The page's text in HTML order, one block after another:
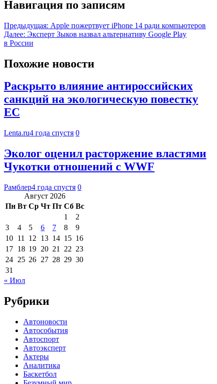
Навигация по записям
Предыдущая: Apple пожертвует iPhone 14 ради компьютеров
Далее: Эксперт Зыков назвал альтернативу Google Play
в России
Похожие новости
Раскрыто влияние антироссийских
санкций на экологическую повестку
ЕС
Lenta.ru4 года спустя 0
Эколог оценил расторжение властями
Чукотки отношений с WWF
Рамблер4 года спустя 0
Август 2026
Пн Вт Ср Чт Пт Сб Вс
1
2
3
4 5 6 7 8
9
10 11 12 13 14 15 16
17 18 19 20 21 22 23
24 25 26 27 28 29 30
31
« Июл
Рубрики
Автоновости
Автособытия
Автоспорт
Автоэксперт
Актеры
Аналитика
Баскетбол